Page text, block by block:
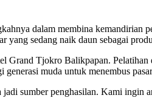
dalam membina kemandirian
yang sedang naik daun sebagai
Grand Tjokro Balikpapan.
muda untuk menembus
sumber penghasilan. Kami